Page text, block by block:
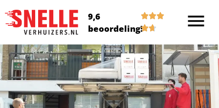
9,6
beoordeling!